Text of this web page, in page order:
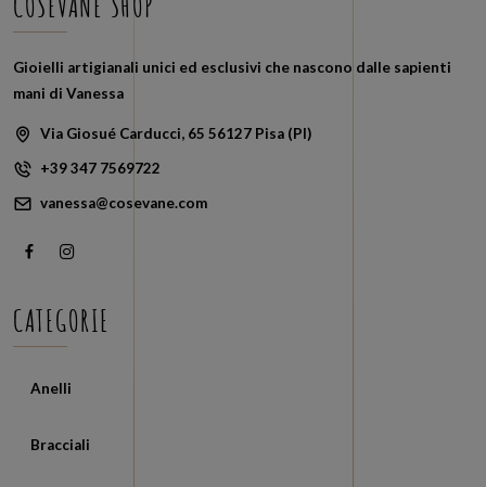
COSEVANE SHOP
Gioielli artigianali unici ed esclusivi che nascono dalle sapienti
mani di Vanessa
Via Giosué Carducci, 65 56127 Pisa (PI)
+39 347 7569722
vanessa@cosevane.com
CATEGORIE
Anelli
Bracciali